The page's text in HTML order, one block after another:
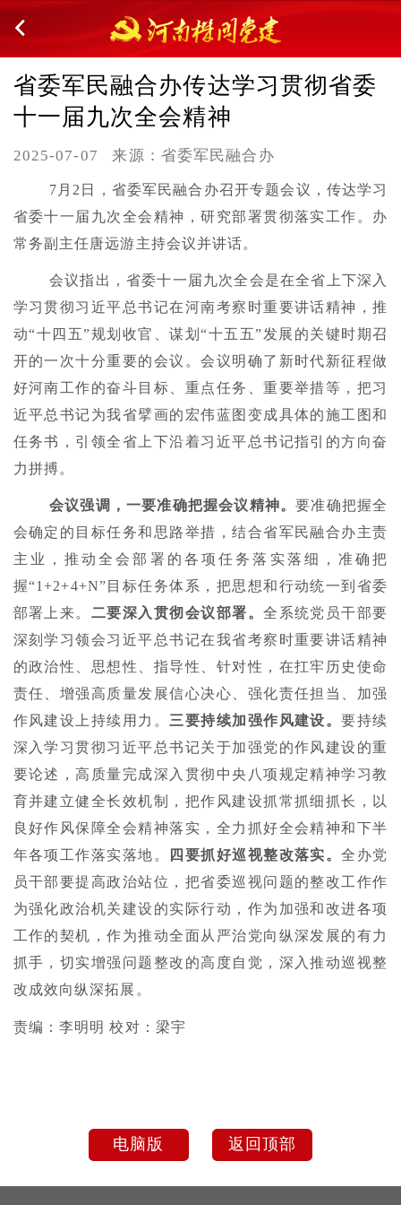
省委军民融合办传达学习贯彻省委
十一届九次全会精神
2025-07-07 来源：省委军民融合办
7月2日，省委军民融合办召开专题会议，传达学习
省委十一届九次全会精神，研究部署贯彻落实工作。办
常务副主任唐远游主持会议并讲话。
会议指出，省委十一届九次全会是在全省上下深入
学习贯彻习近平总书记在河南考察时重要讲话精神，推
动“十四五”规划收官、谋划“十五五”发展的关键时期召
开的一次十分重要的会议。会议明确了新时代新征程做
好河南工作的奋斗目标、重点任务、重要举措等，把习
近平总书记为我省擘画的宏伟蓝图变成具体的施工图和
任务书，引领全省上下沿着习近平总书记指引的方向奋
力拼搏。
会议强调，一要准确把握会议精神。要准确把握全
会确定的目标任务和思路举措，结合省军民融合办主责
主业，推动全会部署的各项任务落实落细，准确把
握“1+2+4+N”目标任务体系，把思想和行动统一到省委
部署上来。 二要深入贯彻会议部署。全系统党员干部要
深刻学习领会习近平总书记在我省考察时重要讲话精神
的政治性、思想性、指导性、针对性，在扛牢历史使命
责任、增强高质量发展信心决心、强化责任担当、加强
作风建设上持续用力。三要持续加强作风建设。要持续
深入学习贯彻习近平总书记关于加强党的作风建设的重
要论述，高质量完成深入贯彻中央八项规定精神学习教
育并建立健全长效机制，把作风建设抓常抓细抓长，以
良好作风保障全会精神落实，全力抓好全会精神和下半
年各项工作落实落地。
四要抓好巡视整改落实。全办党
员干部要提高政治站位，把省委巡视问题的整改工作作
为强化政治机关建设的实际行动，作为加强和改进各项
工作的契机，作为推动全面从严治党向纵深发展的有力
抓手，切实增强问题整改的高度自觉，深入推动巡视整
改成效向纵深拓展。
责编：李明明 校对：梁宇
电脑版 返回顶部